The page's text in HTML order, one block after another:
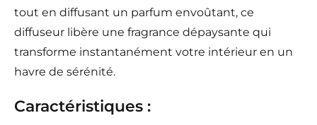
tout en diffusant un parfum envoûtant, ce
diffuseur libère une fragrance dépaysante qui
transforme instantanément votre intérieur en un
havre de sérénité.
Caractéristiques :